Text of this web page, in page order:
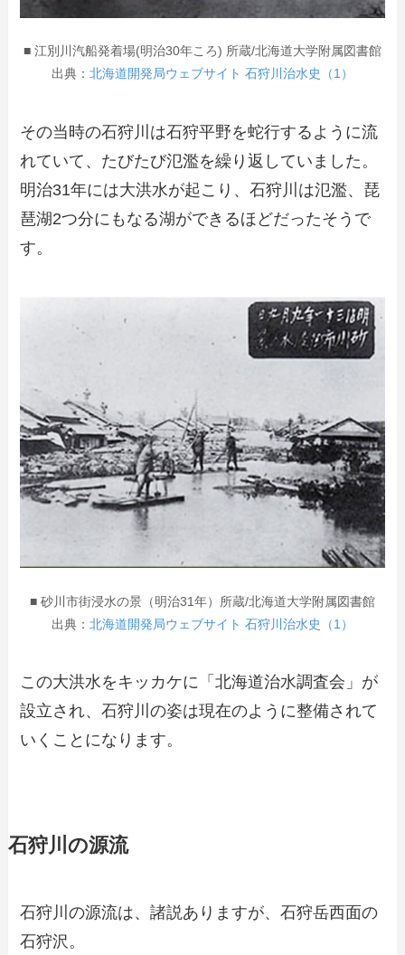
■ 江別川汽船発着場(明治30年ころ) 所蔵/北海道大学附属図書館
出典： 北海道開発局ウェブサイト 石狩川治水史（1）
その当時の石狩川は石狩平野を蛇行するように流
れていて、たびたび氾濫を繰り返していました。
明治31年には大洪水が起こり、石狩川は氾濫、琵
琶湖2つ分にもなる湖ができるほどだったそうで
す。
■ 砂川市街浸水の景（明治31年）所蔵/北海道大学附属図書館
出典： 北海道開発局ウェブサイト 石狩川治水史（1）
この大洪水をキッカケに「北海道治水調査会」が
設立され、石狩川の姿は現在のように整備されて
いくことになります。
石狩川の源流
石狩川の源流は、諸説ありますが、石狩岳西面の
石狩沢。